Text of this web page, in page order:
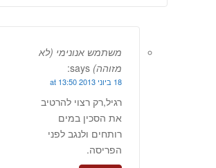
משתמש אנונימי (לא
מזוהה) says:
18 ביוני 2013 at 13:50
רגיל,רק רצוי להרטיב
את הסכין במים
רותחים ולנגב לפני
הפריסה.